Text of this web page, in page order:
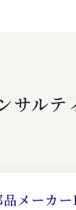
サルテ
メーカー